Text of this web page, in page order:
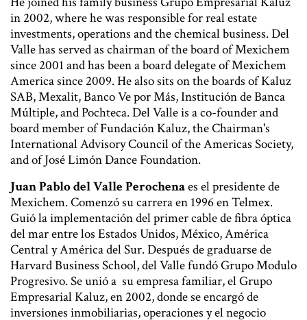
in 2002, where he was responsible for real estate
investments, operations and the chemical business. Del
Valle has served as chairman of the board of Mexichem
since 2001 and has been a board delegate of Mexichem
America since 2009. He also sits on the boards of Kaluz
SAB, Mexalit, Banco Ve por Más, Institución de Banca
Múltiple, and Pochteca. Del Valle is a co-founder and
board member of Fundación Kaluz, the Chairman's
International Advisory Council of the Americas Society,
and of José Limón Dance Foundation.
Juan Pablo del Valle Perochenaes el presidente de
Mexichem. Comenzó su carrera en 1996 en Telmex.
Guió la implementación del primer cable de fibra óptica
del mar entre los Estados Unidos, México, América
Central y América del Sur. Después de graduarse de
Harvard Business School, del Valle fundó Grupo Modulo
Progresivo. Se unió a su empresa familiar, el Grupo
Empresarial Kaluz, en 2002, donde se encargó de
inversiones inmobiliarias, operaciones y el negocio